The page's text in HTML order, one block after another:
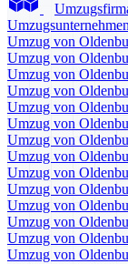
Umzug von
Umzug von
Umzug von
Umzug von
Umzug von
Umzug von
Umzug von
Umzug von
Umzug von
Umzug von
Umzug von
Umzug von
Umzug von
Umzug von